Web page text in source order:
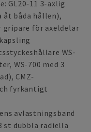
GL20-11 3-axlig
åt båda hållen),
gripare för axeldelar
WS-
WS-700 med 3
CMZ-
fyrkantigt
avlastningsband
st dubbla radiella